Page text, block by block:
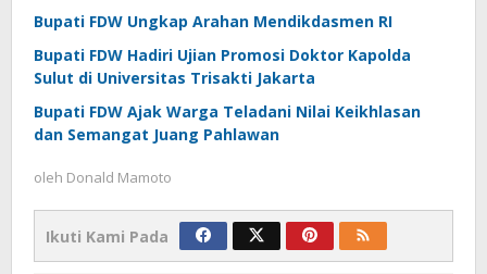
Bupati FDW Ungkap Arahan Mendikdasmen RI
Bupati FDW Hadiri Ujian Promosi Doktor Kapolda
Sulut di Universitas Trisakti Jakarta
Bupati FDW Ajak Warga Teladani Nilai Keikhlasan
dan Semangat Juang Pahlawan
oleh Donald Mamoto
Ikuti Kami Pada